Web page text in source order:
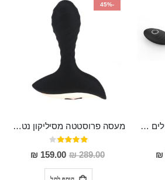
מעסה פרוסטטה למתחילים עם שלט אל חוטי בעל 10 מצבי רטט מסיליקון רפואי, גמיש, נטען Ebba
-45%
מעסה פרוסטטה מסיליקון נטען בעל 10 מהירויות שונות 8.5 ס"מ חדירה 3.5 ס"מ רוחב "ENKI"
דירוג:
80%
289.00 ₪
מחיר
מבצע
159.00 ₪